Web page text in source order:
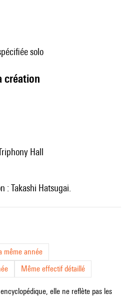
solo
création
Hall
: Takashi Hatsugai.
même année
Même effectif détaillé
elle ne reflète pas les